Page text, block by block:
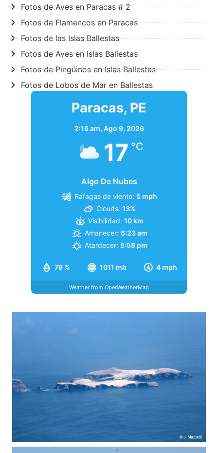
Fotos de Aves en Paracas # 2
Fotos de Flamencos en Paracas
Fotos de las Islas Ballestas
Fotos de Aves en Islas Ballestas
Fotos de Pingüinos en Islas Ballestas
Fotos de Lobos de Mar en Ballestas
Paracas, PE
2:16 am, Ago 9, 2026
17 °C
Algo De Nubes
79 % 1011 mb 4 mph
Ráfagas de viento: 5 mph
Clouds: 13%
Visibilidad: 10 km
Amanecer: 6:23 am
Atardecer: 5:58 pm
Weather from OpenWeatherMap